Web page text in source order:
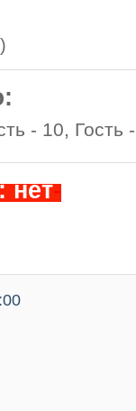
- 10, Гость
нет-